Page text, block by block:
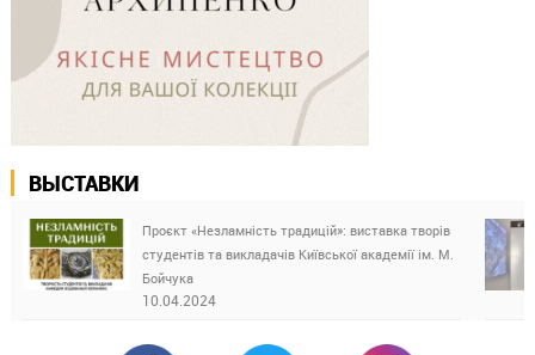
ВЫСТАВКИ
Проєкт «Незламність традицій»: виставка творів
студентів та викладачів Київської академії ім. М.
Бойчука
10.04.2024